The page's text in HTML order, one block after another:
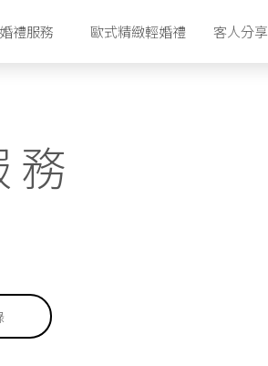
婚禮服務 歐式精緻輕婚禮 客人分享